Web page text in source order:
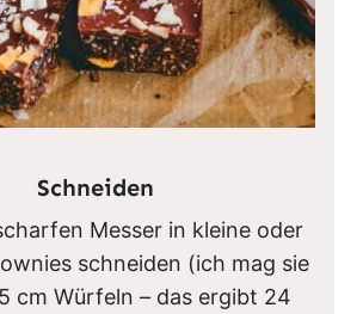
Schneiden
Messer in kleine oder
schneiden (ich mag sie
cm Würfeln – das ergibt 24